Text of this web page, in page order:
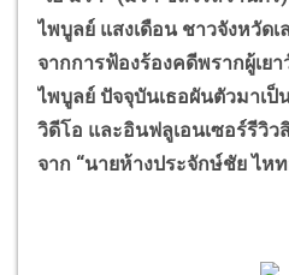
ไพบูลย์ แสงเดือน ชาวจังหวัด
จากการฟ้องร้องคดีพรากผู้เย
ไพบูลย์ ปัจจุบันเธอผันตัวมาเ
วิดีโอ และอินฟลูเอนเซอร์รีวิ
จาก “นายห้างประจักษ์ชัย ไห